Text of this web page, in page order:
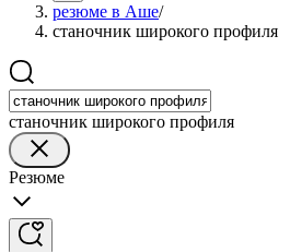
резюме в Аше/
станочник широкого профиля
станочник широкого профиля
Резюме